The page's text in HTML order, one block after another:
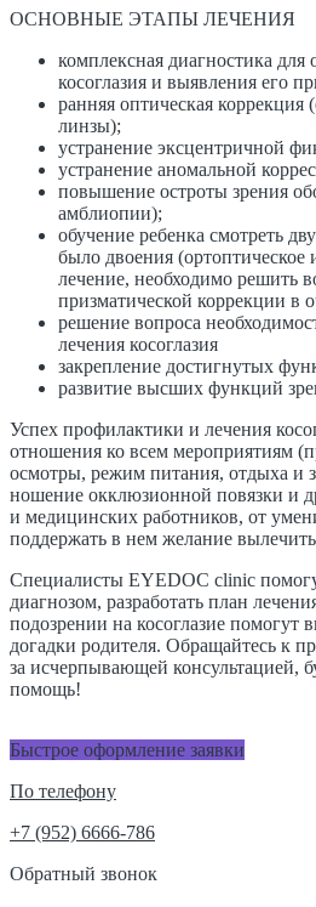
ОСНОВНЫЕ ЭТАПЫ ЛЕЧЕНИЯ
комплексная диагностика для
косоглазия и выявления его
ранняя оптическая коррекция
линзы);
устранение эксцентричной
устранение аномальной
повышение остроты зрения
амблиопии);
обучение ребенка смотреть
было двоения (ортоптическое
лечение, необходимо решить
призматической коррекции в
решение вопроса
лечения косоглазия
закрепление достигнутых
развитие высших функций
​Успех профилактики и лечения
отношения ко всем мероприятиям
осмотры, режим питания, отдыха и
ношение окклюзионной повязки и
и медицинских работников, от
поддержать в нем желание
Специалисты EYEDOC clinic
диагнозом, разработать план
подозрении на косоглазие помогут
догадки родителя. Обращайтесь к
за исчерпывающей консультацией,
помощь!
Быстрое оформление заявки
По телефону
+7 (952) 6666-786
Обратный звонок